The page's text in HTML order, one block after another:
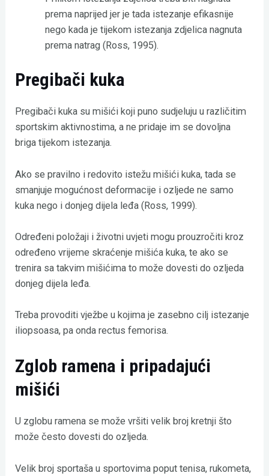
prema naprijed jer je tada istezanje efikasnije
nego kada je tijekom istezanja zdjelica nagnuta
prema natrag (Ross, 1995).
Pregibači kuka
Pregibači kuka su mišići koji puno sudjeluju u različitim
sportskim aktivnostima, a ne pridaje im se dovoljna
briga tijekom istezanja.
Ako se pravilno i redovito istežu mišići kuka, tada se
smanjuje mogućnost deformacije i ozljede ne samo
kuka nego i donjeg dijela leđa (Ross, 1999).
Određeni položaji i životni uvjeti mogu prouzročiti kroz
određeno vrijeme skraćenje mišića kuka, te ako se
trenira sa takvim mišićima to može dovesti do ozljeda
donjeg dijela leđa.
Treba provoditi vježbe u kojima je zasebno cilj istezanje
iliopsoasa, pa onda rectus femorisa.
Zglob ramena i pripadajući
mišići
U zglobu ramena se može vršiti velik broj kretnji što
može često dovesti do ozljeda.
Velik broj sportaša u sportovima poput tenisa, rukometa,